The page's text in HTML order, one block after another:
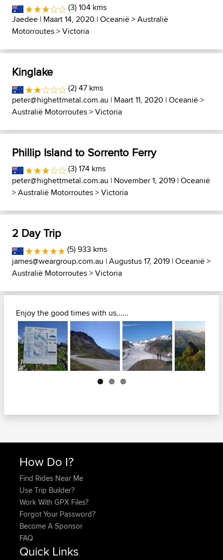
(3) 104 kms
Jaedee | Maart 14, 2020 |Oceanië>Australië
Motorroutes>Victoria
Kinglake
(2) 47 kms
peter@highettmetal.com.au | Maart 11, 2020 |Oceanië>
Australië Motorroutes>Victoria
Phillip Island to Sorrento Ferry
(3) 174 kms
peter@highettmetal.com.au | November 1, 2019 |Oceanië
>Australië Motorroutes>Victoria
2 Day Trip
(5) 933 kms
james@weargroup.com.au | Augustus 17, 2019 |Oceanië>
Australië Motorroutes>Victoria
Enjoy the good times with us......
Next
How Do I?
Find Rides Near Me
Use Trip Builder?
Work With GPX Files?
Forgot Your Password?
Become A Sponsor
FAQ
Quick Links